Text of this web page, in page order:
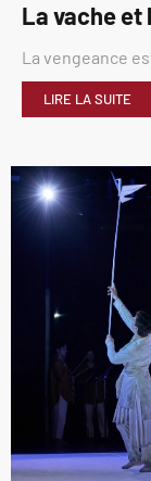
La vache
La vengeance
LIRE LA SUITE